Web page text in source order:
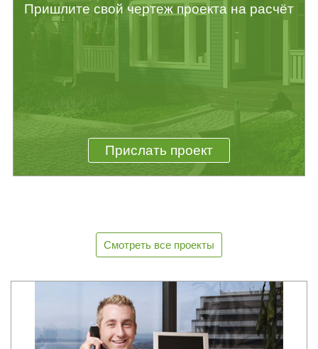
Пришлите свой чертеж проекта на расчёт
Прислать проект
Смотреть все проекты